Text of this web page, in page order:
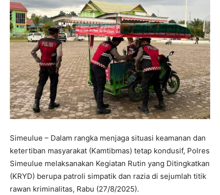
Simeulue – Dalam rangka menjaga situasi keamanan dan
ketertiban masyarakat (Kamtibmas) tetap kondusif, Polres
Simeulue melaksanakan Kegiatan Rutin yang Ditingkatkan
(KRYD) berupa patroli simpatik dan razia di sejumlah titik
rawan kriminalitas, Rabu (27/8/2025).